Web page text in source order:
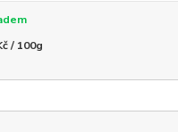
/ 100g